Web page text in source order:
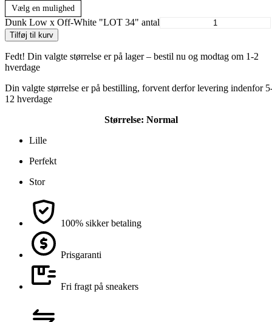
Vælg en mulighed
Dunk Low x Off-White "LOT 34" antal
Tilføj til kurv
Fedt! Din valgte størrelse er på lager – bestil nu og modtag om 1-2
hverdage
Din valgte størrelse er på bestilling, forvent derfor levering indenfor
12 hverdage
Størrelse: Normal
Lille
Perfekt
Stor
100% sikker betaling
Prisgaranti
Fri fragt på sneakers